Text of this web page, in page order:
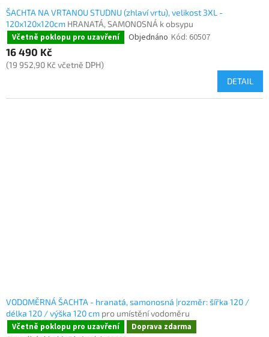
ŠACHTA NA VRTANOU STUDNU (zhlaví vrtu), velikost 3XL -
120x120x120cm HRANATÁ, SAMONOSNÁ k obsypu
Včetně poklopu pro uzavření Objednáno Kód: 60507
16 490 Kč
(19 952,90 Kč včetně DPH)
DETAIL
VODOMĚRNÁ ŠACHTA - hranatá, samonosná |rozměr: šířka 120 /
délka 120 / výška 120 cm pro umístění vodoměru
Včetně poklopu pro uzavření Doprava zdarma